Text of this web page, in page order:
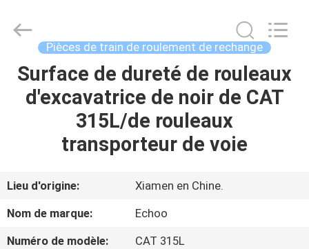
MAISON
PRODUITS
SUJET
DE
NOUS
Corporation.
Pièces de train de roulement de rechange
Surface de dureté de rouleaux
d'excavatrice de noir de CAT
315L/de rouleaux
transporteur de voie
Lieu d'origine:
Xiamen en Chine.
Nom de marque:
Echoo
Numéro de modèle:
CAT 315L